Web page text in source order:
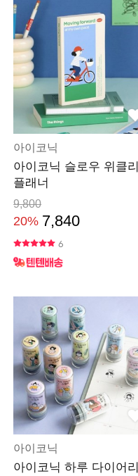
아이코닉
아이코닉 슬로우 위클리
플래너
9,800
20% 7,840
6
아이코닉
아이코닉 하루 다이어리